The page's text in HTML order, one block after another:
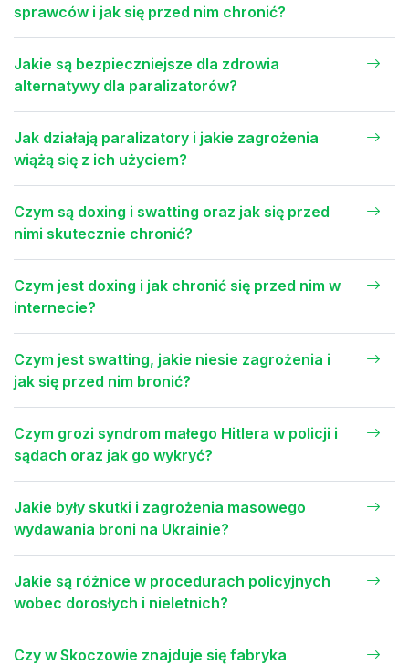
sprawców i jak się przed nim chronić?
Jakie są bezpieczniejsze dla zdrowia
alternatywy dla paralizatorów?
Jak działają paralizatory i jakie zagrożenia
wiążą się z ich użyciem?
Czym są doxing i swatting oraz jak się przed
nimi skutecznie chronić?
Czym jest doxing i jak chronić się przed nim w
internecie?
Czym jest swatting, jakie niesie zagrożenia i
jak się przed nim bronić?
Czym grozi syndrom małego Hitlera w policji i
sądach oraz jak go wykryć?
Jakie były skutki i zagrożenia masowego
wydawania broni na Ukrainie?
Jakie są różnice w procedurach policyjnych
wobec dorosłych i nieletnich?
Czy w Skoczowie znajduje się fabryka